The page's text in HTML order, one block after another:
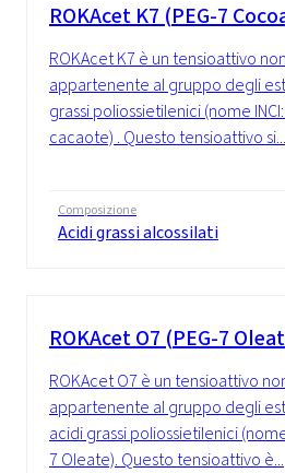
ROKAcet K7 (PEG-7
ROKAcet K7 è un tensioattivo
appartenente al gruppo degli
grassi poliossietilenici (nome
cacaote) . Questo tensioattivo si...
Composizione
Acidi grassi alcossilati
ROKAcet O7 (PEG-7
ROKAcet O7 è un tensioattivo
appartenente al gruppo degli
acidi grassi poliossietilenici (nome
7 Oleate). Questo tensioattivo è...